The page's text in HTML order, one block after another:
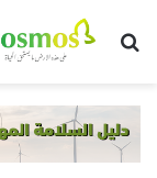
بحث